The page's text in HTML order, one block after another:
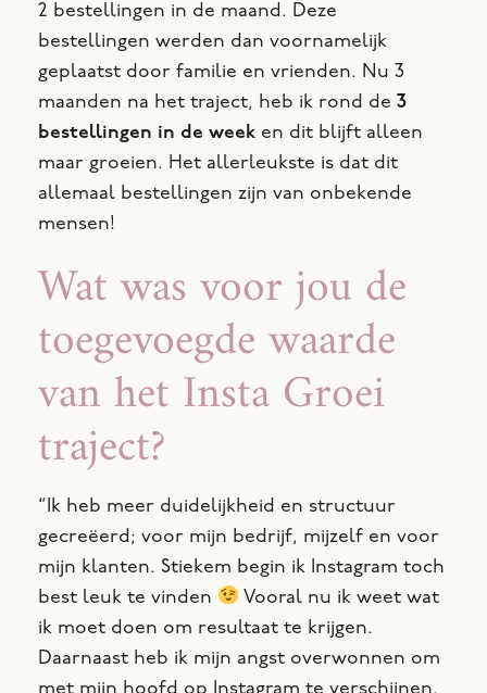
2 bestellingen in de maand. Deze
bestellingen werden dan voornamelijk
geplaatst door familie en vrienden. Nu 3
maanden na het traject, heb ik rond de 3
bestellingen in de week en dit blijft alleen
maar groeien. Het allerleukste is dat dit
allemaal bestellingen zijn van onbekende
mensen!
Wat was voor jou de
toegevoegde waarde
van het Insta Groei
traject?
“Ik heb meer duidelijkheid en structuur
gecreëerd; voor mijn bedrijf, mijzelf en voor
mijn klanten. Stiekem begin ik Instagram toch
best leuk te vinden
Vooral nu ik weet wat
ik moet doen om resultaat te krijgen.
Daarnaast heb ik mijn angst overwonnen om
met mijn hoofd op Instagram te verschijnen.